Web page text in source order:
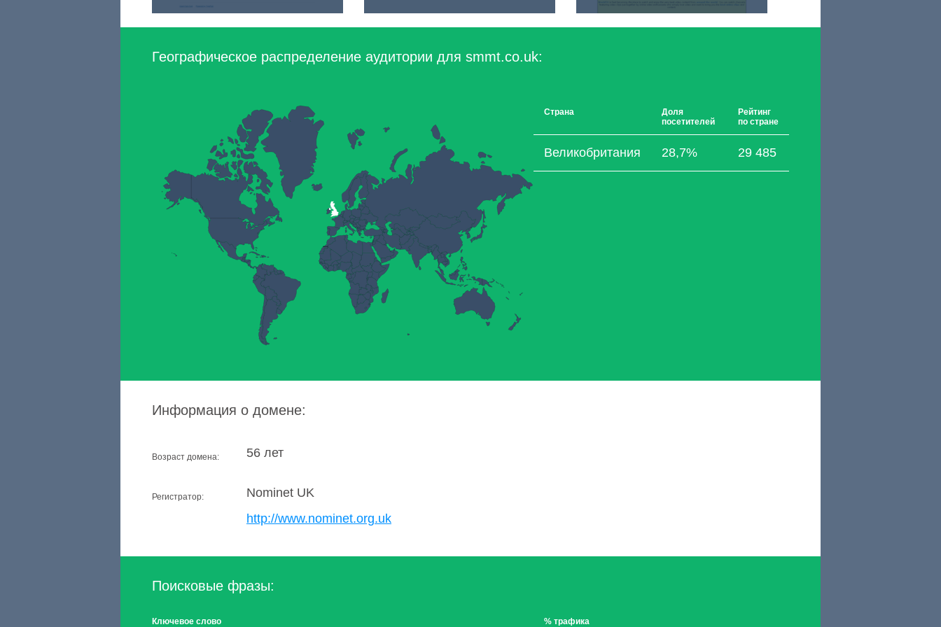
Географическое распределение аудитории для smmt.co.uk:
Страна
Доля
посетителей
Рейтинг
по стране
Великобритания 28,7% 29 485
Информация о домене:
Возраст домена: 56 лет
Регистратор:
Nominet UK
http://www.nominet.org.uk
Поисковые фразы:
Ключевое слово % трафика